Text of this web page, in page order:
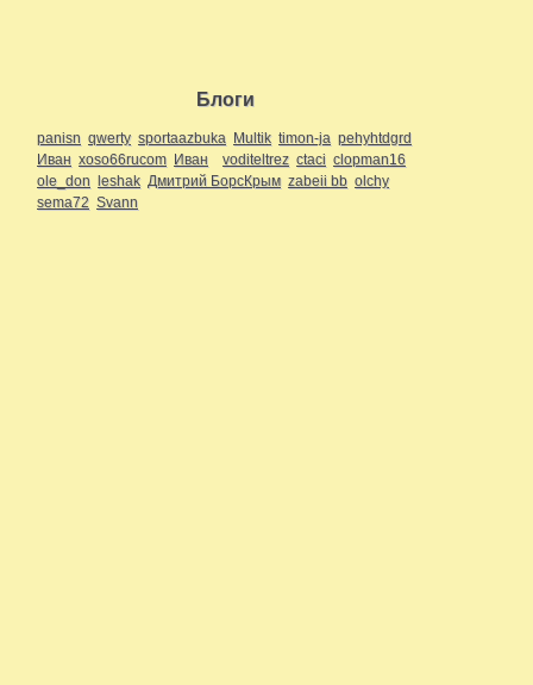
Блоги
panisn qwerty sportaazbuka Multik timon-ja pehyhtdgrd
Иван xoso66rucom Иван voditeltrez ctaci clopman16
ole_don leshak Дмитрий БорсКрым zabeii bb olchy
sema72 Svann